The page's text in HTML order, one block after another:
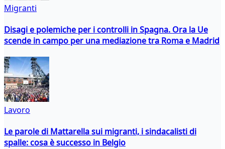
Migranti
Disagi e polemiche per i controlli in Spagna. Ora la Ue
scende in campo per una mediazione tra Roma e Madrid
Lavoro
Le parole di Mattarella sui migranti, i sindacalisti di
spalle: cosa è successo in Belgio